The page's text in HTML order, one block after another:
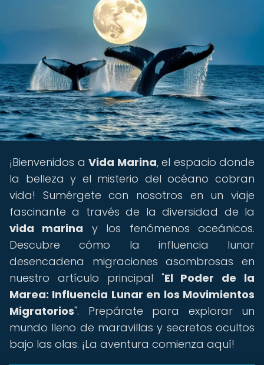
¡Bienvenidos a Vida Marina, el espacio donde
la belleza y el misterio del océano cobran
vida! Sumérgete con nosotros en un viaje
fascinante a través de la diversidad de la
vida marina y los fenómenos oceánicos.
Descubre cómo la influencia lunar
desencadena migraciones asombrosas en
nuestro artículo principal "El Poder de la
Marea: Influencia Lunar en los Movimientos
Migratorios". Prepárate para explorar un
mundo lleno de maravillas y secretos ocultos
bajo las olas. ¡La aventura comienza aquí!